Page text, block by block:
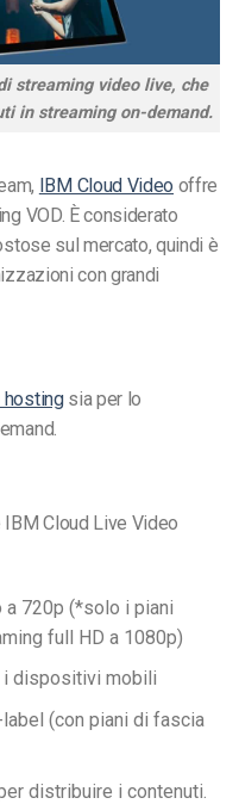
streaming video live, che
in streaming on-demand.
IBM Cloud Video offre
VOD. È considerato
sul mercato, quindi è
con grandi
hostingsia per lo
Cloud Live Video
720p (*solo i piani
full HD a 1080p)
i dispositivi mobili
(con piani di fascia
distribuire i contenuti.